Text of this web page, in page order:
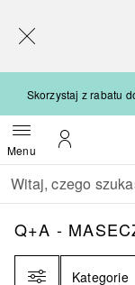
Skorzystaj z rabatu
MenuOtwórz menuMoje konto
Wracać
Wykonaj wyszukiwanie
Q+A -
Q+A -
Kategorie